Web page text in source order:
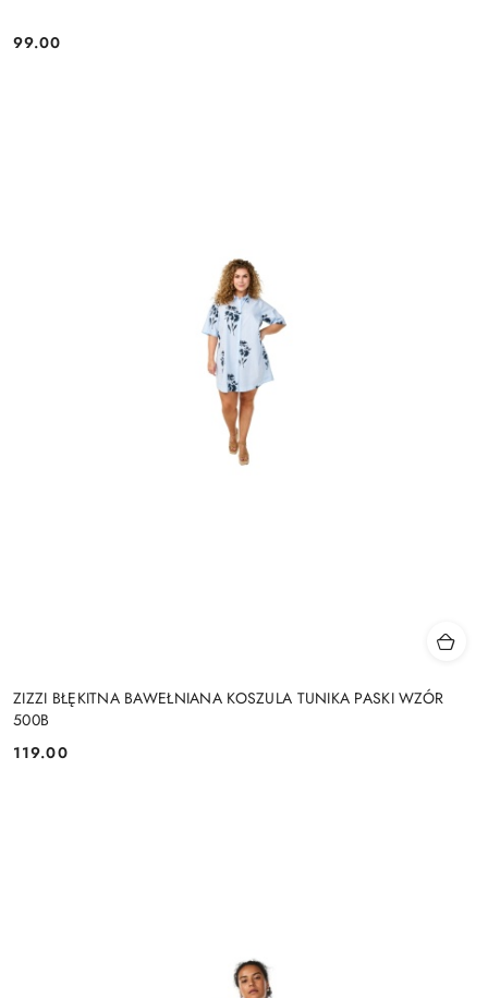
Cena:
99.00
ZIZZI BŁĘKITNA BAWEŁNIANA KOSZULA TUNIKA PASKI WZÓR
500B
Cena:
119.00